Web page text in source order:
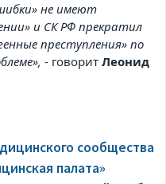
не имеют
и СК РФ прекратил
преступления» по
- говоритЛеонид
сообщества
палата»